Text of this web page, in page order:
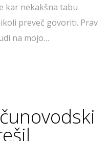
kar nekakšna tabu
preveč govoriti. Prav
na mojo…